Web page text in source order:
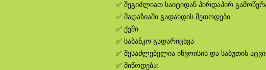
✅ შეგიძლიათ საიტიდან პირდაპირ
✅ მაღაზიაში გადახდის მეთოდები:
✅ ქეში
✅ საბანკო გადარიცხვა
✅ შესაძლებელია ინვოისის და საბუთის
✅ მიწოდება: